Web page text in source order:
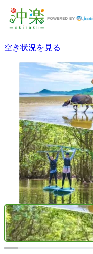
空き状況を見る